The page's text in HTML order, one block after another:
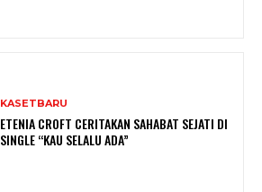
KASETBARU
ETENIA CROFT CERITAKAN SAHABAT SEJATI DI
SINGLE “KAU SELALU ADA”